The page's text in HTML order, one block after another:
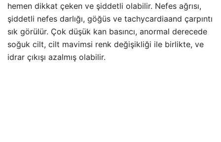
hemen dikkat çeken ve şiddetli olabilir. Nefes ağrısı,
şiddetli nefes darlığı, göğüs ve tachycardiaand çarpıntı
sık görülür. Çok düşük kan basıncı, anormal derecede
soğuk cilt, cilt mavimsi renk değişikliği ile birlikte, ve
idrar çıkışı azalmış olabilir.